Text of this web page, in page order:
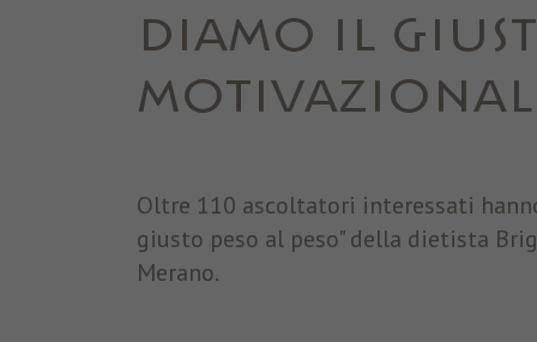
DIAMO IL
Oltre 110 ascoltatori interessati
giusto peso al peso" della dietista
Merano.